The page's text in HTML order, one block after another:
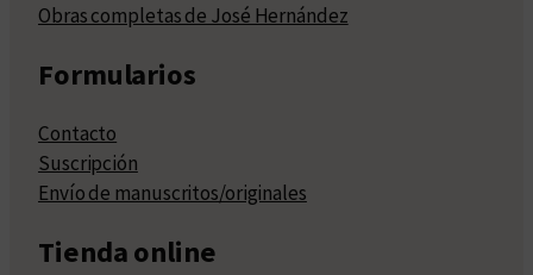
Obras completas de José Hernández
Formularios
Contacto
Suscripción
Envío de manuscritos/originales
Tienda online